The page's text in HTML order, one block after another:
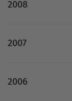
2008
2007
2006